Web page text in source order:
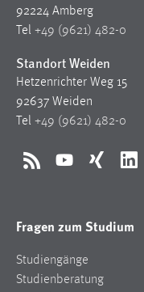
92224 Amberg
Tel +49 (9621) 482-0
Standort Weiden
Hetzenrichter Weg 15
92637 Weiden
Tel +49 (9621) 482-0
RSS YouTubeXing
Fragen zum Studium
Studiengänge
Studienberatung